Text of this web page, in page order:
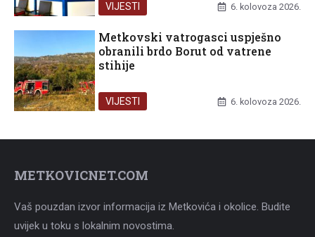
VIJESTI 6. kolovoza 2026.
Metkovski vatrogasci uspješno
obranili brdo Borut od vatrene
stihije
VIJESTI 6. kolovoza 2026.
METKOVICNET.COM
Vaš pouzdan izvor informacija iz Metkovića i okolice. Budite
uvijek u toku s lokalnim novostima.